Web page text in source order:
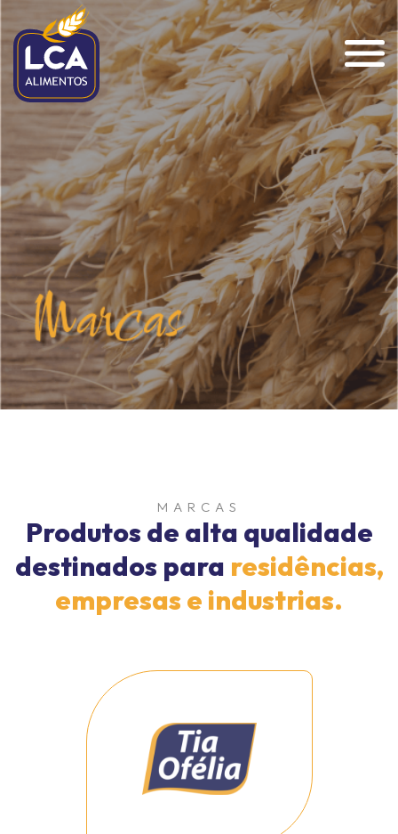
MARCAS
Produtos de alta qualidade
destinados para residências,
empresas e industrias.